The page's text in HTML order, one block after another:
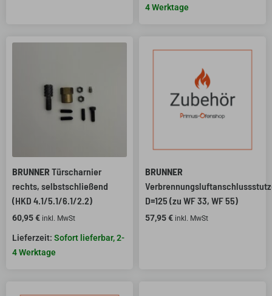
4 Werktage
BRUNNER Türscharnier
rechts, selbstschließend
(HKD 4.1/5.1/6.1/2.2)
60,95€ inkl. MwSt
Sofort lieferbar, 2-
4 Werktage
BRUNNER
D=125 (zu WF 33, WF 55)
57,95€ inkl. MwSt